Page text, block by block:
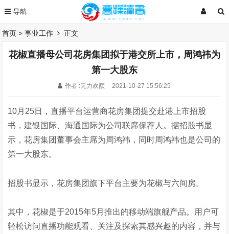
首页 >事业工作 正文
花椒直播母公司花房集团拟于港交所上市，周鸿祎为
第一大股东
作者 :无力欢颜 2021-10-27 15:56:25
10月25日，直播平台运营商花房集团提交赴港上市招股
书，建银国际、海通国际为公司联席保荐人。据招股书显
示，花房集团董事会主席为周鸿祎，同时周鸿祎也是公司的
第一大股东。
招股书显示，花房集团旗下平台主要为花椒与六间房。
其中，花椒是于2015年5月推出的移动端旗舰产品。用户可
轻松访问直播功能观看、关注及探索其感兴趣的内容，并与